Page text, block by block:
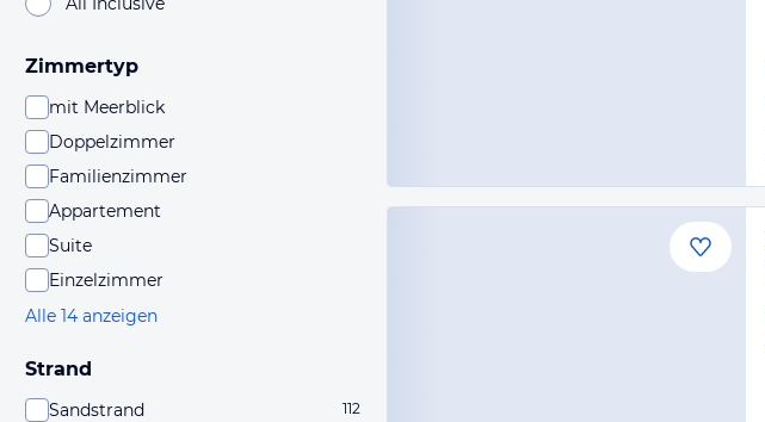
Zimmertyp
mit Meerblick
Doppelzimmer
Familienzimmer
Appartement
Suite
Einzelzimmer
Alle 14 anzeigen
Strand
Sandstrand 112